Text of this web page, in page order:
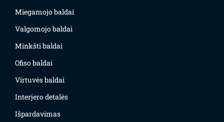
Miegamojo baldai
Valgomojo baldai
Minkšti baldai
Ofiso baldai
Virtuvės baldai
Interjero detalės
Išpardavimas